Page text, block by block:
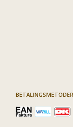
BETALINGSMETODER